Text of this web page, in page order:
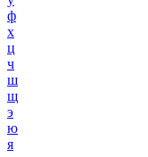
ф
х
ц
ч
ш
щ
э
ю
я